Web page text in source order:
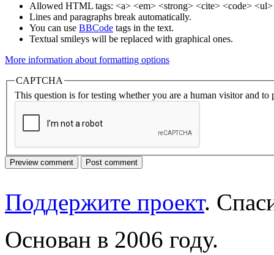
Allowed HTML tags: <a> <em> <strong> <cite> <code>
Lines and paragraphs break automatically.
You can use BBCode tags in the text.
Textual smileys will be replaced with graphical ones.
More information about formatting options
CAPTCHA
This question is for testing whether you are a human visitor and to
Поддержите проект.
Основан в 2006 году.